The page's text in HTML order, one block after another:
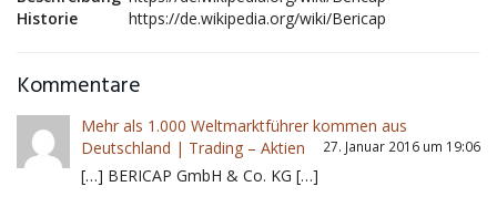
Historie
https://de.wikipedia.org/wiki/Bericap
Kommentare
Mehr als 1.000 Weltmarktführer kommen aus
Deutschland | Trading – Aktien
27. Januar 2016 um 19:06
[…] BERICAP GmbH & Co. KG […]